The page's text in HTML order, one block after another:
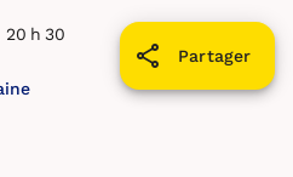
Partager
h 30